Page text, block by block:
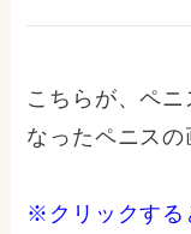
こちらが、ペ
なったペニスの
※クリックする